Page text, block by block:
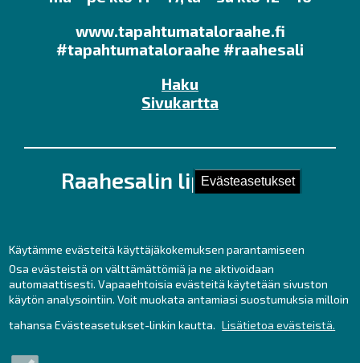
Evästeasetukset
Käytämme evästeitä käyttäjäkokemuksen parantamiseen
Osa evästeistä on välttämättömiä ja ne aktivoidaan
automaattisesti. Vapaaehtoisia evästeitä käytetään sivuston
käytön analysointiin. Voit muokata antamiasi suostumuksia milloin
tahansa Evästeasetukset-linkin kautta. Lisätietoa evästeistä.
www.tapahtumataloraahe.fi
#tapahtumataloraahe #raahesali
Haku
Sivukartta
Raahesalin lipunmyynti
Puh. 044 439 3237
Kesäaukioloajat ma – pe klo 11 – 17
sekä tunti ennen tilaisuuksia.
lipunmyynti
raahe.fi